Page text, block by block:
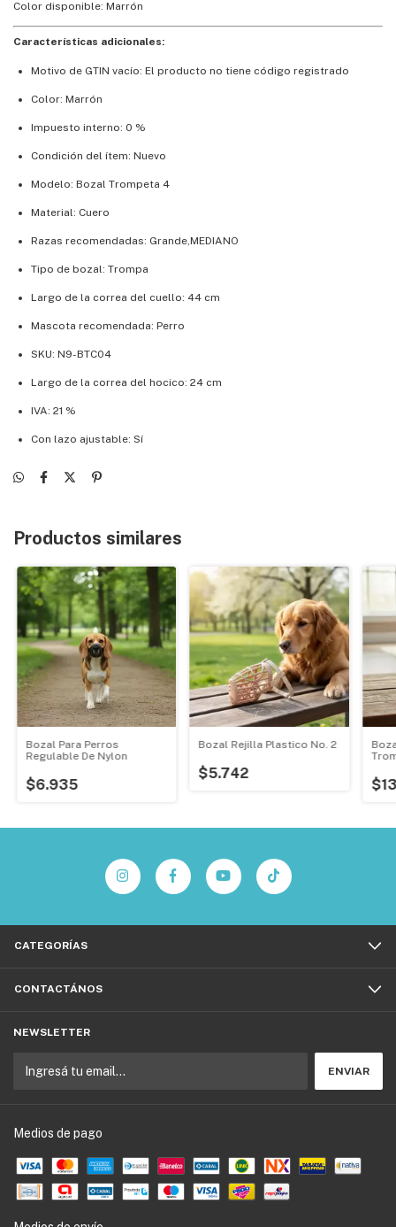
Color disponible: Marrón
Características adicionales:
Motivo de GTIN vacío: El producto no tiene código registrado
Color: Marrón
Impuesto interno: 0 %
Condición del ítem: Nuevo
Modelo: Bozal Trompeta 4
Material: Cuero
Razas recomendadas: Grande,MEDIANO
Tipo de bozal: Trompa
Largo de la correa del cuello: 44 cm
Mascota recomendada: Perro
SKU: N9-BTC04
Largo de la correa del hocico: 24 cm
IVA: 21 %
Con lazo ajustable: Sí
Productos similares
Bozal Para Perros
Regulable De Nylon
$6.935
Bozal Rejilla Plastico No. 2
$5.742
CATEGORÍAS
CONTACTÁNOS
NEWSLETTER
Medios de pago